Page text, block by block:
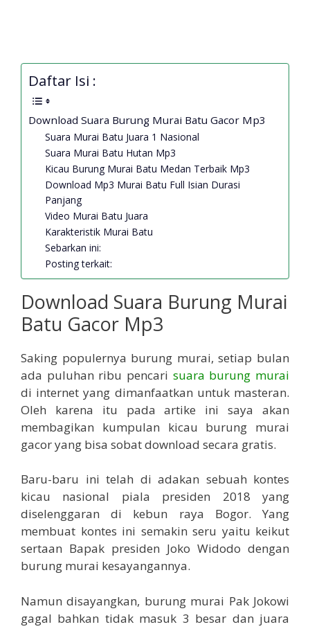
Daftar Isi :
Download Suara Burung Murai Batu Gacor Mp3
Suara Murai Batu Juara 1 Nasional
Suara Murai Batu Hutan Mp3
Kicau Burung Murai Batu Medan Terbaik Mp3
Download Mp3 Murai Batu Full Isian Durasi
Panjang
Video Murai Batu Juara
Karakteristik Murai Batu
Sebarkan ini:
Posting terkait:
Download Suara Burung Murai
Batu Gacor Mp3
Saking populernya burung murai, setiap bulan
ada puluhan ribu pencari suara burung murai
di internet yang dimanfaatkan untuk masteran.
Oleh karena itu pada artike ini saya akan
membagikan kumpulan kicau burung murai
gacor yang bisa sobat download secara gratis.
Baru-baru ini telah di adakan sebuah kontes
kicau nasional piala presiden 2018 yang
diselenggaran di kebun raya Bogor. Yang
membuat kontes ini semakin seru yaitu keikut
sertaan Bapak presiden Joko Widodo dengan
burung murai kesayangannya.
Namun disayangkan, burung murai Pak Jokowi
gagal bahkan tidak masuk 3 besar dan juara